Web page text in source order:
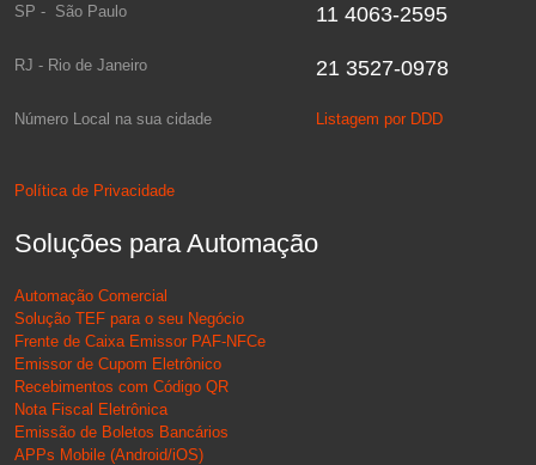
SP - São Paulo 11 4063-2595
RJ - Rio de Janeiro 21 3527-0978
Número Local na sua cidade Listagem por DDD
Política de Privacidade
Soluções para Automação
Automação Comercial
Solução TEF para o seu Negócio
Frente de Caixa Emissor PAF-NFCe
Emissor de Cupom Eletrônico
Recebimentos com Código QR
Nota Fiscal Eletrônica
Emissão de Boletos Bancários
APPs Mobile (Android/iOS)